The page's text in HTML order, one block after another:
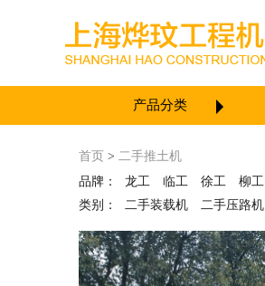
产品分类
二手临工50侧翻装载机
936装载机
二手柳工856H装载机
二手龙工855D装载机
柳工820小
工855N二手装载机
5吨二手夹木
机
首页 > 二手推土机
品牌：
龙工 临工 徐工 柳工
类别：
二手装载机 二手压路机